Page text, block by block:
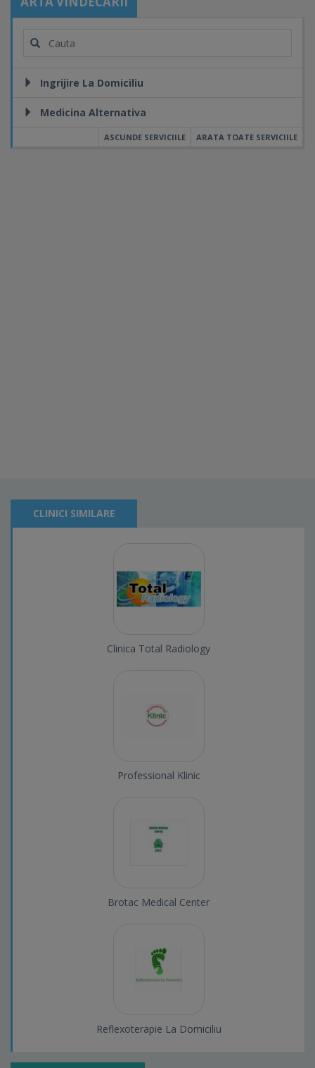
Ingrijire La Domiciliu
Medicina Alternativa
ARATA TOATE SERVICIILE
ASCUNDE SERVICIILE
CLINICI SIMILARE
Clinica Total Radiology
Professional Klinic
Brotac Medical Center
Reflexoterapie La Domiciliu